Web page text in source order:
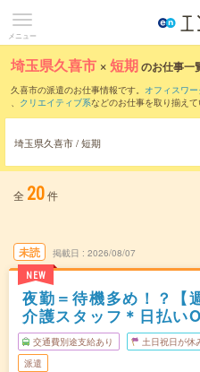
メニュー
埼玉県久喜市 ×短期のお仕事一
久喜市の派遣のお仕事情報です。 オフィスワ
、 クリエイティブ系などのお仕事を取り揃えて
埼玉県久喜市 / 短期
全 20件
未読
NEW
掲載日 2026/08/07
夜勤＝待機多め！？【
介護スタッフ＊日払い
交通費別途支給あり 土日祝日が休
派遣